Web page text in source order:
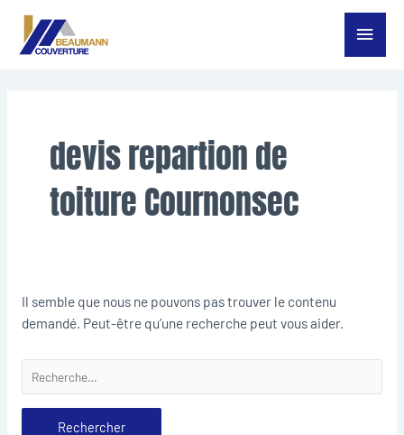
Aller
Menu
devis repartion de
toiture Cournonsec
Il semble que nous ne pouvons pas trouver le contenu
demandé. Peut-être qu’une recherche peut vous aider.